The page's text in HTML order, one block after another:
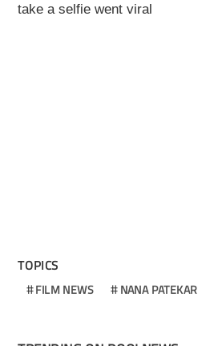
take a selfie went viral
TOPICS
FILM NEWS NANA PATEKAR